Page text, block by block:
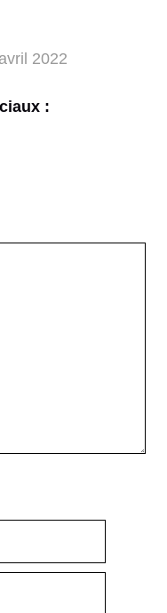
2022
: